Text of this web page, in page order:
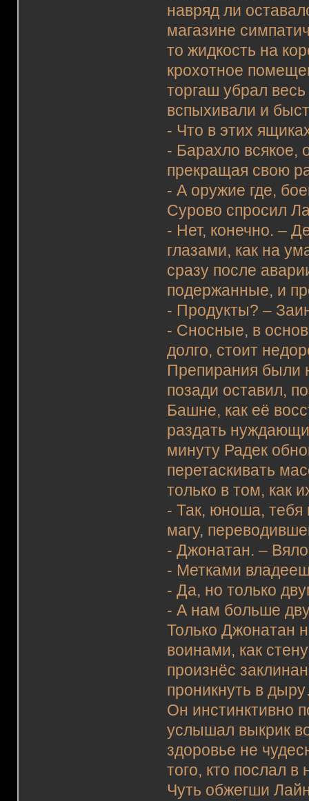
навряд ли
магазине
то жидкость на
крохотное
торгаш убрал
вспыхивали и
- Что в этих
- Барахло всякое,
прекращая свою
- А оружие где,
Сурово спросил
- Нет, конечно. –
глазами, как на
сразу после
подержанные, и
- Продукты? –
- Сносные, в
долго, стоит
Препирания были
позади оставил,
Башне, как её
раздать
минуту Радек
перетаскивать
только в том, как
- Так, юноша, тебя
магу,
- Джонатан. – Вяло
- Метками
- Да, но только
- А нам больше
Только Джонатан
воинами, как
произнёс
проникнуть в
Он инстинктивно
услышал выкрик
здоровье не
того, кто послал
Чуть обжегши